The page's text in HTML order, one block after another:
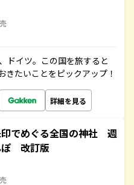
ドイツ。この国を旅すると
きたいことをピックアップ！
詳細を見る
でめぐる全国の神社 週
ぽ 改訂版